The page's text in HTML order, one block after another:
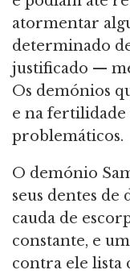
atormentar
determinado
justificado —
Os demónios
e na fertilidade
problemáticos.
O demónio
seus dentes de
cauda de
constante, e
contra ele lista